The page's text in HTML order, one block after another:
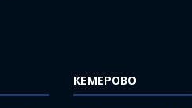
КЕМЕРОВО